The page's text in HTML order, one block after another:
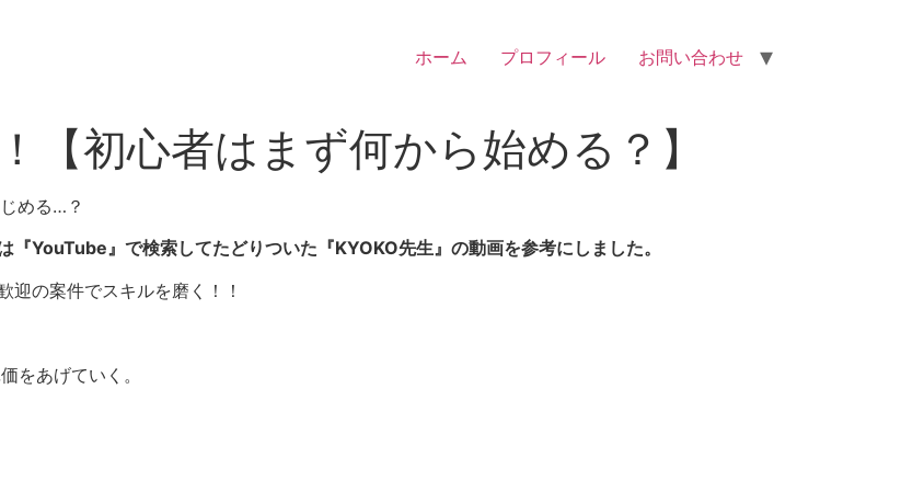
ホーム プロフィール お問い合わせ
【初心者はまず何から始める？】
める…？
YouTube』で検索してたどりついた『KYOKO先生』の動画を参考にしました。
迎の案件でスキルを磨く！！
をあげていく。